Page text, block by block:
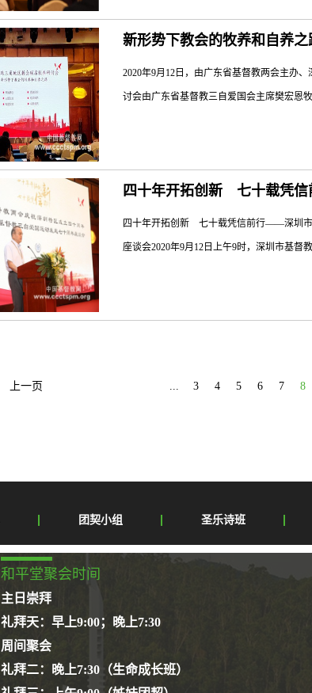
索“以堂带点”工作的有效做法，真正做到“
运动委员会主席徐晓鸿牧师应邀出席会议并
以视频会议形式开至全省21个地级以上市民
场参会；各地级以上市民族宗教局主要负责
师在致辞中阐述了对“三自”精神的理解和对
运动的长期使命；二是要始终坚持法治精神
不断提高基督教的整体管理水平。李秀英指
新形势下教会的牧养和自养之
2020年9月12日，由广东省基督教两会主办
讨会由广东省基督教三自爱国会主席樊宏恩
深圳市各区教牧同工约百人参加。中国基督
教《天风》杂志主编蒿志强牧师、广州市基
基督教三自爱国会主席詹海烈牧师、东莞市
“疫情防控常态化下的中国教会融媒体事工
其思考。陈穗生牧师、蔡建伟牧师、詹海烈
四十年开拓创新 七十载凭信
四十年开拓创新 七十载凭信前行——深圳市
座谈会2020年9月12日上午9时，深圳市基督
爱国运动发起七十周年座谈会”在深圳举行
两会主席兼会长蔡博生牧师代表市基督教两
上一页 3 4 5 6 7 8
和平堂聚会时间
主日崇拜
礼拜天：早上9:00；晚上7:30
周间聚会
礼拜二：晚上7:30（生命成长班）
团契小组 圣乐诗班